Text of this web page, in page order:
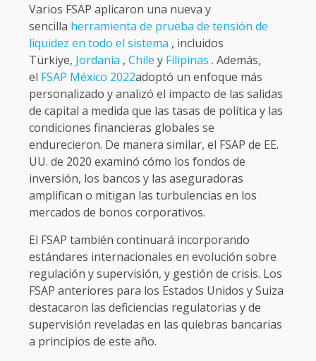
Varios FSAP aplicaron una nueva y
sencilla herramienta de prueba de tensión de
liquidez en todo el sistema , incluidos
Türkiye, Jordania , Chile y Filipinas . Además,
el FSAP México 2022adoptó un enfoque más
personalizado y analizó el impacto de las salidas
de capital a medida que las tasas de política y las
condiciones financieras globales se
endurecieron. De manera similar, el FSAP de EE.
UU. de 2020 examinó cómo los fondos de
inversión, los bancos y las aseguradoras
amplifican o mitigan las turbulencias en los
mercados de bonos corporativos.
El FSAP también continuará incorporando
estándares internacionales en evolución sobre
regulación y supervisión, y gestión de crisis. Los
FSAP anteriores para los Estados Unidos y Suiza
destacaron las deficiencias regulatorias y de
supervisión reveladas en las quiebras bancarias
a principios de este año.